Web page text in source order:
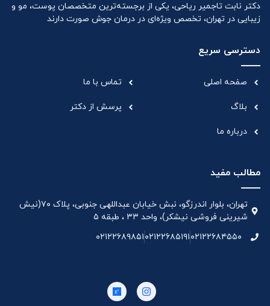
دکتر نابت تاجمیر ریاحی، یکی از برجسته‌ترین متخصصان پوست، مو و
زیبایی در تهران، تخصص ویژه‌ای در درمان جوش صورت دارند
دسترسی سریع
صفحه اصلی
بلاگ
درباره ما
تماس با ما
پرسش از دکتر
مطالب مفید
تهران، بلوار اندرزگو، نبش خیابان عبداللهی جنوبی، پلاک ۷۰(نیش
شیرینی فروشی نیشکر)، واحد ۳۳ ، طبقه ۵
۰۲۱۲۲۶۸۴۵۵۰۰۲۱۲۲۶۸۵۱۹۱۰۲۱۲۲۶۸۹۸۵۱